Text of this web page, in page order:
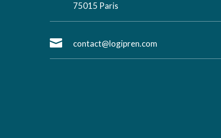
75015 Paris
 contact@logipren.com